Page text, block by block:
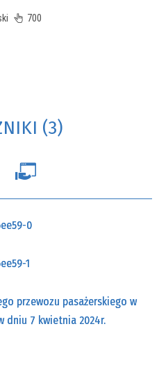
700
(3)
0
1
przewozu pasażerskiego w
dniu 7 kwietnia 2024r.